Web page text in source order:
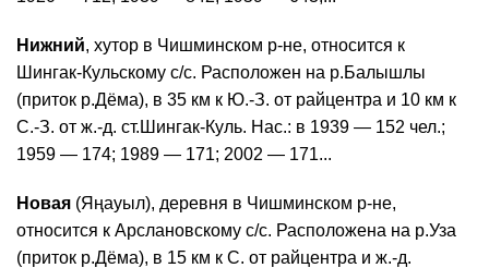
Нижний, хутор в Чишминском р-не, относится к
Шингак-Кульскому с/с. Расположен на р.Балышлы
(приток р.Дёма), в 35 км к Ю.-З. от райцентра и 10 км к
С.-З. от ж.-д. ст.Шингак-Куль. Нас.: в 1939 — 152 чел.;
1959 — 174; 1989 — 171; 2002 — 171...
Новая (Яңауыл), деревня в Чишминском р-не,
относится к Арслановскому с/с. Расположена на р.Уза
(приток р.Дёма), в 15 км к С. от райцентра и ж.-д.